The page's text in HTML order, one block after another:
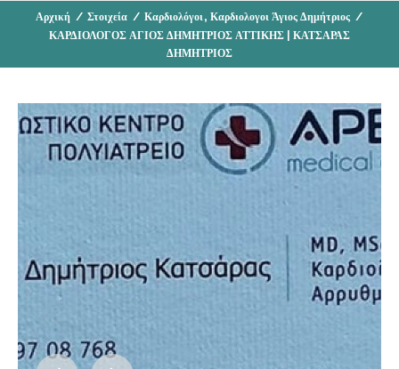
Αρχική / Στοιχεία / Καρδιολόγοι , Καρδιολογοι Άγιος Δημήτριος /
ΚΑΡΔΙΟΛΟΓΟΣ ΑΓΙΟΣ ΔΗΜΗΤΡΙΟΣ ΑΤΤΙΚΗΣ | ΚΑΤΣΑΡΑΣ
ΔΗΜΗΤΡΙΟΣ